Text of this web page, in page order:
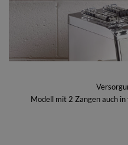
Modell mit 2 Zangen auch